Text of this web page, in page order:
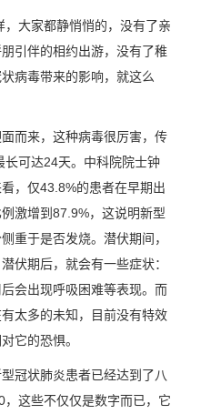
大家都静悄悄的，没有了亲
引伴的相约出游，没有了稚
病毒带来的影响，就这么
来，这种病毒很厉害，传
可达24天。中科院院士钟
，仅43.8%的患者在早期出
激增到87.9%，这说明新型
重于是否发烧。潜伏期间，
伏期后，就会有一些症状：
会出现呼吸困难等表现。而
太多的未知，目前没有特效
它的恐惧。
状肺炎患者已经达到了八
这些不仅仅是数字而已，它